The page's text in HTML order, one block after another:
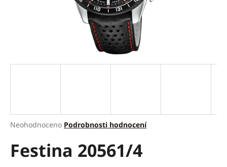
Průměrné
produktu
je
Neohodnoceno Podrobnosti hodnocení
Festina 20561/4
e
í
t
?